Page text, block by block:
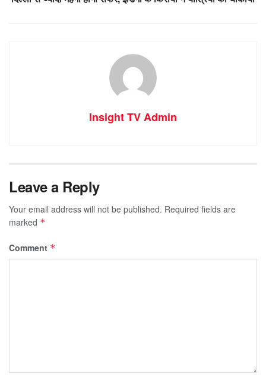
Insight TV Admin
Leave a Reply
Your email address will not be published. Required fields are
marked *
Comment *